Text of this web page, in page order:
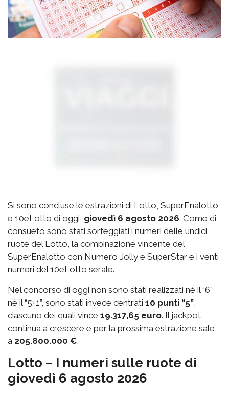
Si sono concluse le estrazioni di Lotto, SuperEnalotto
e 10eLotto di oggi, giovedì 6 agosto 2026. Come di
consueto sono stati sorteggiati i numeri delle undici
ruote del Lotto, la combinazione vincente del
SuperEnalotto con Numero Jolly e SuperStar e i venti
numeri del 10eLotto serale.
Nel concorso di oggi non sono stati realizzati né il “6”
né il “5+1”, sono stati invece centrati 10 punti “5”,
ciascuno dei quali vince 19.317,65 euro. Il jackpot
continua a crescere e per la prossima estrazione sale
a 205.800.000 €.
Lotto – I numeri sulle ruote di
giovedì 6 agosto 2026